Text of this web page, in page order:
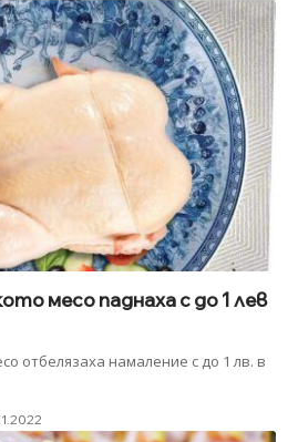
месо паднаха с до 1 лев
отбелязаха намаление с до 1 лв. в